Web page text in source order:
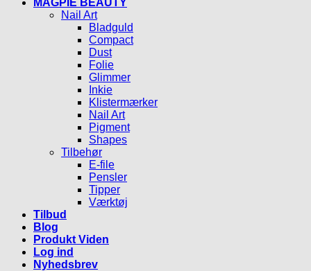
Nail Art
Bladguld
Compact
Dust
Folie
Glimmer
Inkie
Klistermærker
Nail Art
Pigment
Shapes
Tilbehør
E-file
Pensler
Tipper
Værktøj
Tilbud
Blog
Produkt Viden
Log ind
Nyhedsbrev